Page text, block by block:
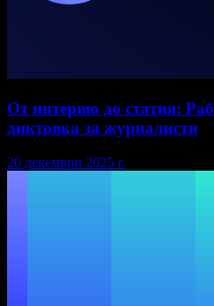
От интервю до статия:
диктовка за журналисти
20 декември 2025 г.